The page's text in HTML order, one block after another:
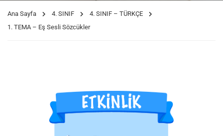
Ana Sayfa 4. SINIF
4. SINIF – TÜRKÇE
1. TEMA – Eş Sesli Sözcükler